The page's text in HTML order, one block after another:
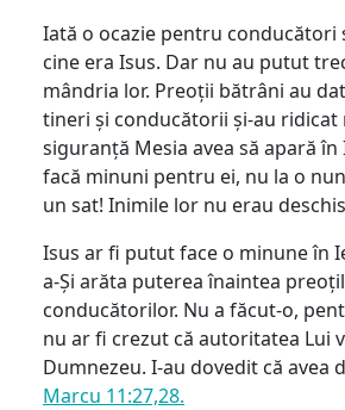
Iată o ocazie pentru conducători
cine era Isus. Dar nu au putut
mândria lor. Preoții bătrâni au
tineri și conducătorii și-au ridicat
siguranță Mesia avea să apară în
facă minuni pentru ei, nu la o
un sat! Inimile lor nu erau
Isus ar fi putut face o minune în
a-Și arăta puterea înaintea
conducătorilor. Nu a făcut-o,
nu ar fi crezut că autoritatea Lui
Dumnezeu. I-au dovedit că avea
Marcu 11:27,28.